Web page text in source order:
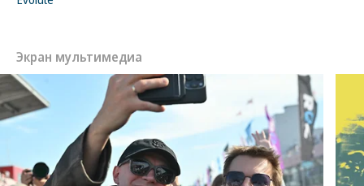
Экран мультимедиа